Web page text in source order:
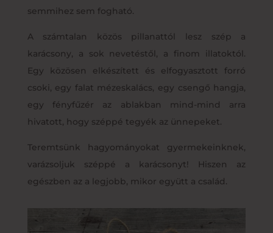
semmihez sem fogható.
A számtalan közös pillanattól lesz szép a
karácsony, a sok nevetéstől, a finom illatoktól.
Egy közösen elkészített és elfogyasztott forró
csoki, egy falat mézeskalács, egy csengő hangja,
egy fényfűzér az ablakban mind-mind arra
hivatott, hogy széppé tegyék az ünnepeket.
Teremtsünk hagyományokat gyermekeinknek,
varázsoljuk széppé a karácsonyt! Hiszen az
egészben az a legjobb, mikor együtt a család.